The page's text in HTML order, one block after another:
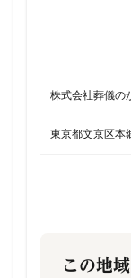
株式会社葬儀の
東京都文京区
この地